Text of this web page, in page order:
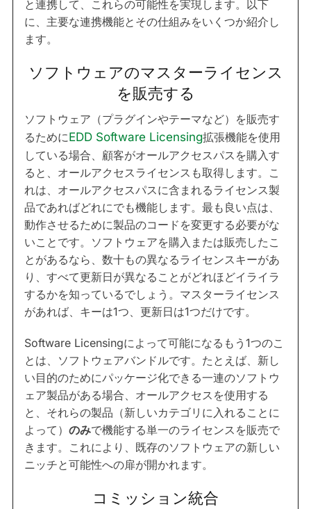
と連携して、これらの可能性を実現します。以下
に、主要な連携機能とその仕組みをいくつか紹介し
ます。
ソフトウェアのマスターライセンス
を販売する
ソフトウェア（プラグインやテーマなど）を販売す
るためにEDD Software Licensing拡張機能を使用
している場合、顧客がオールアクセスパスを購入す
ると、オールアクセスライセンスも取得します。こ
れは、オールアクセスパスに含まれるライセンス製
品であればどれにでも機能します。最も良い点は、
動作させるために製品のコードを変更する必要がな
いことです。ソフトウェアを購入または販売したこ
とがあるなら、数十もの異なるライセンスキーがあ
り、すべて更新日が異なることがどれほどイライラ
するかを知っているでしょう。マスターライセンス
があれば、キーは1つ、更新日は1つだけです。
Software Licensingによって可能になるもう1つのこ
とは、ソフトウェアバンドルです。たとえば、新し
い目的のためにパッケージ化できる一連のソフトウ
ェア製品がある場合、オールアクセスを使用する
と、それらの製品（新しいカテゴリに入れることに
よって） のみで機能する単一のライセンスを販売で
きます。これにより、既存のソフトウェアの新しい
ニッチと可能性への扉が開かれます。
コミッション統合